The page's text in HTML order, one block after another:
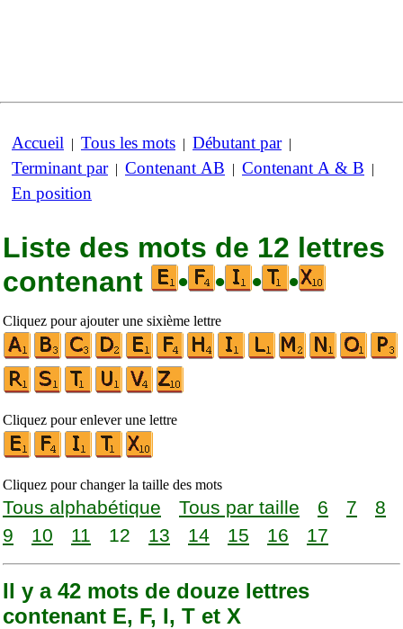
Accueil | Tous les mots | Débutant par|
Terminant par| Contenant AB | Contenant A & B |
En position
Liste des mots de 12 lettres
contenant
• • • •
Cliquez pour ajouter une sixième lettre
Cliquez pour enlever une lettre
Cliquez pour changer la taille des mots
Tous alphabétique Tous par taille 6 7
8
9
10 11 12 13 14 15 16 17
Il y a 42 mots de douze lettres
contenant E, F, I, T et X